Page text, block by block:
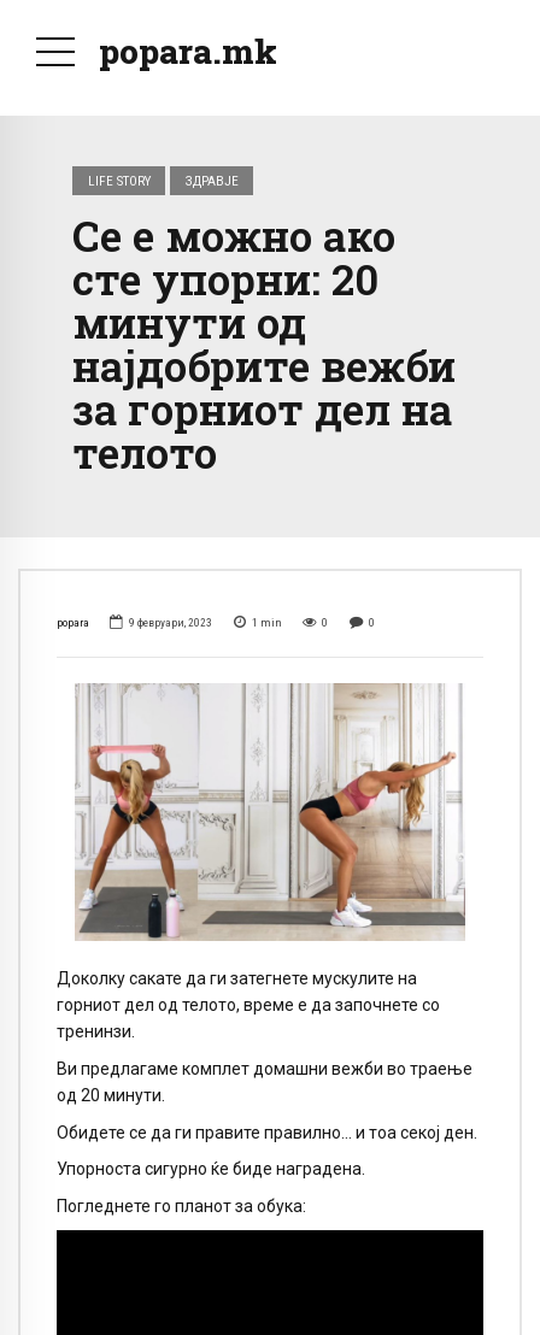
popara.mk
LIFE STORY ЗДРАВЈЕ
Се е можно ако
сте упорни: 20
минути од
најдобрите вежби
за горниот дел на
телото
popara 9 февруари, 2023 1 min 0 0
Доколку сакате да ги затегнете мускулите на
горниот дел од телото, време е да започнете со
тренинзи.
Ви предлагаме комплет домашни вежби во траење
од 20 минути.
Обидете се да ги правите правилно… и тоа секој ден.
Упорноста сигурно ќе биде наградена.
Погледнете го планот за обука: